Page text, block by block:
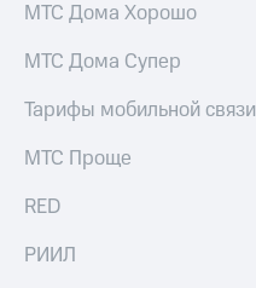
Программа
Порядок
акций
Дивиденды
МТС Дома Хорошо
МТС Дома Супер
Тарифы мобильной связи
МТС Проще
RED
РИИЛ